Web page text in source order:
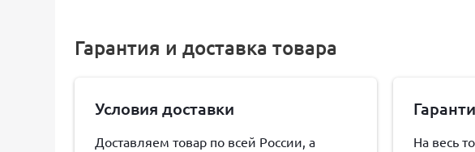
Гарантия и доставка товара
Условия доставки
Доставляем товар по всей России, а
На весь